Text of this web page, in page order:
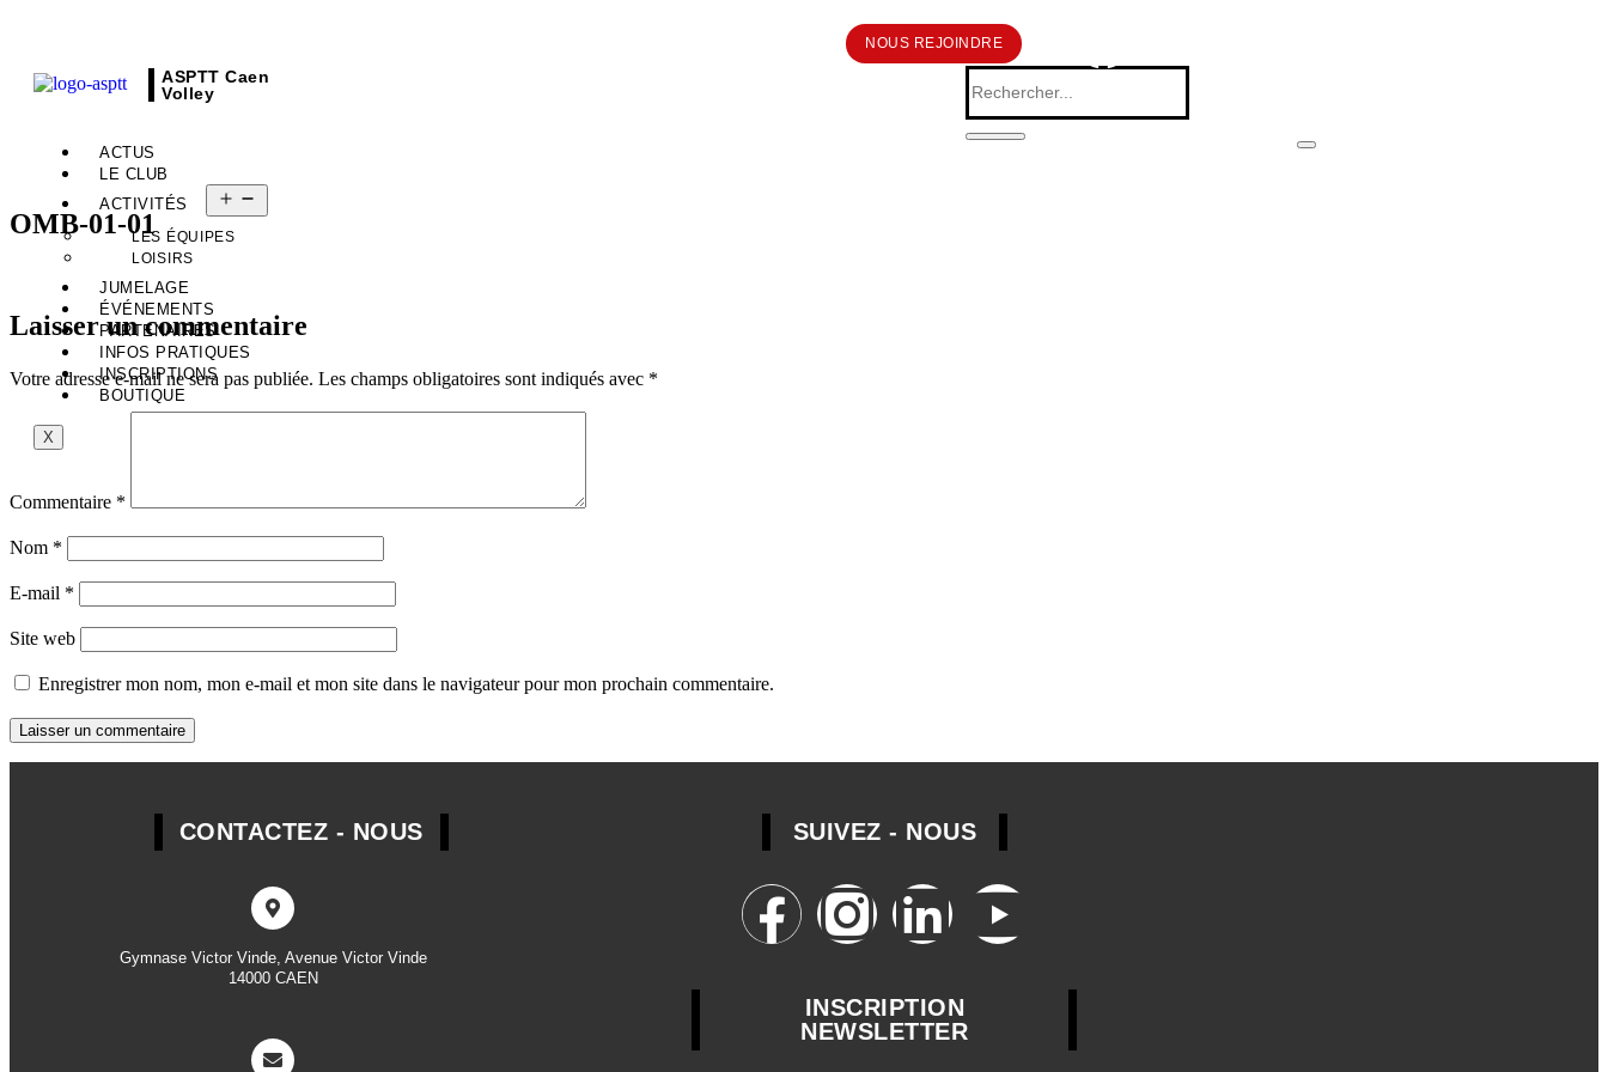
ASPTT Caen
Volley
NOUS REJOINDRE
ACTUS
LE CLUB
ACTIVITÉS
LES ÉQUIPES
LOISIRS
JUMELAGE
ÉVÉNEMENTS
PARTENAIRES
INFOS PRATIQUES
INSCRIPTIONS
BOUTIQUE
X
OMB-01-01
Laisser un commentaire
Votre adresse e-mail ne sera pas publiée. Les champs obligatoires sont indiqués avec *
Commentaire *
Nom *
E-mail *
Site web
Enregistrer mon nom, mon e-mail et mon site dans le navigateur pour mon prochain commentaire.
CONTACTEZ - NOUS
Gymnase Victor Vinde, Avenue Victor Vinde
14000 CAEN
SUIVEZ - NOUS
INSCRIPTION
NEWSLETTER